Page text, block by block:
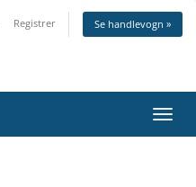
Registrer Se handlevogn »
Bytt